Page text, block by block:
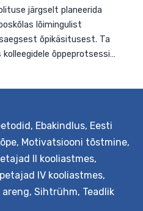
, Ebakindlus, Eesti
, Motivatsiooni tõstmine,
II kooliastmes,
IV kooliastmes,
areng, Sihtrühm, Teadlik